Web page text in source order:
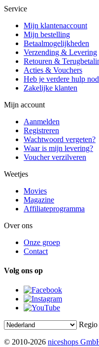
Service
Mijn klantenaccount
Mijn bestelling
Betaalmogelijkheden
Verzending & Levering
Retouren &
Acties & Vouchers
Heb je verdere hulp
Zakelijke klanten
Mijn account
Aanmelden
Registreren
Wachtwoord vergeten?
Waar is mijn levering?
Voucher verzilveren
Weetjes
Movies
Magazine
Affiliateprogramma
Over ons
Onze groep
Contact
Volg ons op
© 2010-2026 niceshops